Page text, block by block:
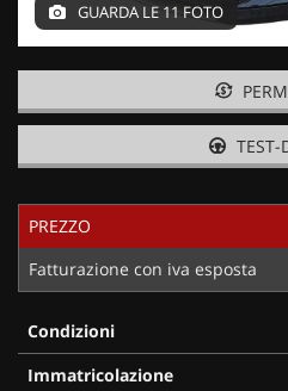
GUARDA LE 11 FOTO
TEST-
PREZZO
Fatturazione con iva esposta
Condizioni
Immatricolazione